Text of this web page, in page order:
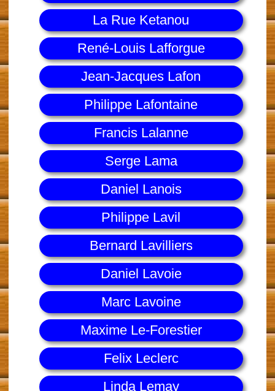
La Rue Ketanou
René-Louis Lafforgue
Jean-Jacques Lafon
Philippe Lafontaine
Francis Lalanne
Serge Lama
Daniel Lanois
Philippe Lavil
Bernard Lavilliers
Daniel Lavoie
Marc Lavoine
Maxime Le-Forestier
Felix Leclerc
Linda Lemay